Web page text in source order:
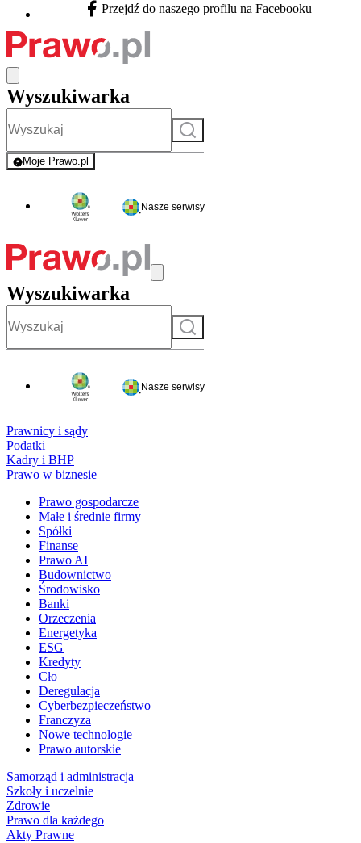
Facebook - otwiera się w nowej karcie
Przejdź do naszego profilu na Facebooku
Wyszukiwarka
Szukaj
Moje Prawo.pl
- rejestracja i logowanie do serwisu
Nasze serwisy
Wyszukiwarka
Szukaj
Nasze serwisy
Prawnicy i sądy
Podatki
Kadry i BHP
Prawo w biznesie
Prawo gospodarcze
Małe i średnie firmy
Spółki
Finanse
Prawo AI
Budownictwo
Środowisko
Banki
Orzeczenia
Energetyka
ESG
Kredyty
Cło
Deregulacja
Cyberbezpieczeństwo
Franczyza
Nowe technologie
Prawo autorskie
Samorząd i administracja
Szkoły i uczelnie
Zdrowie
Prawo dla każdego
Akty Prawne